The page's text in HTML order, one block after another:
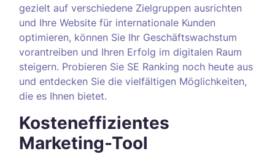
gezielt auf verschiedene Zielgruppen ausrichten
und Ihre Website für internationale Kunden
optimieren, können Sie Ihr Geschäftswachstum
vorantreiben und Ihren Erfolg im digitalen Raum
steigern. Probieren Sie SE Ranking noch heute aus
und entdecken Sie die vielfältigen Möglichkeiten,
die es Ihnen bietet.
Kosteneffizientes
Marketing-Tool